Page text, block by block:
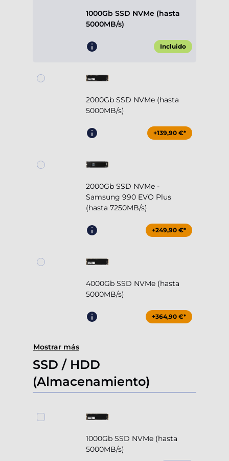
1000Gb SSD NVMe (hasta
5000MB/s)
Incluido
2000Gb SSD NVMe (hasta
5000MB/s)
+139,90 €*
2000Gb SSD NVMe -
Samsung 990 EVO Plus
(hasta 7250MB/s)
+249,90 €*
4000Gb SSD NVMe (hasta
5000MB/s)
+364,90 €*
Mostrar más
SSD / HDD
(Almacenamiento)
1000Gb SSD NVMe (hasta
5000MB/s)